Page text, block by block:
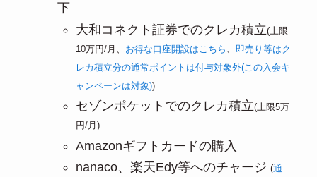
下
大和コネクト証券でのクレカ積立(上限
10万円/月、 お得な口座開設はこちら
即売り等はク
レカ積立分の通常ポイントは付与対象外(この入会キ
ャンペーンは対象))
セゾンポケットでのクレカ積立(上限5万
円/月)
Amazonギフトカードの購入
nanaco、楽天Edy等へのチャージ(通